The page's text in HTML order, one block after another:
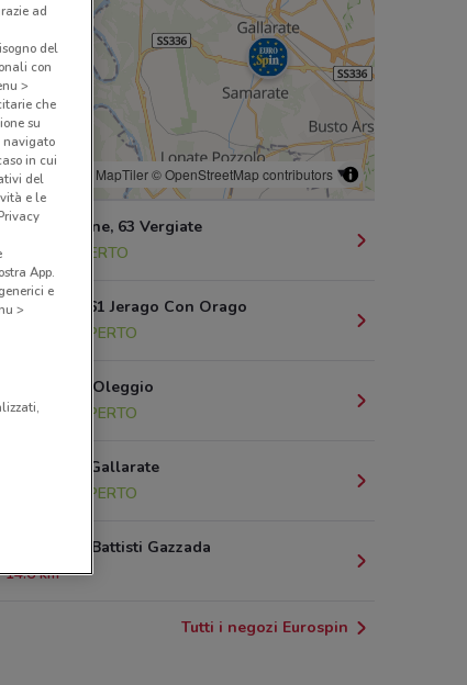
© MapTiler© OpenStreetMap contributors
Via Sempione, 63 Vergiate
APERTO
Via Dante, 61 Jerago Con Orago
APERTO
Via Novara Oleggio
13.6 km
APERTO
Via Torino Gallarate
APERTO
Via Cesare Battisti Gazzada
14.6 km
Tutti i negozi Eurospin
ad
del
con
>
che
su
navigato
in cui
del
e le
App.
e
>